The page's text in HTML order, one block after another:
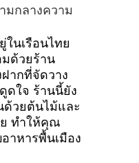
มกลางความ
ในเรือนไทย
ด้วยร้าน
ากที่จัดวาง
ดใจ ร้านนี้ยัง
ด้วยต้นไม้และ
ทำให้คุณ
าหารพื้นเมือง